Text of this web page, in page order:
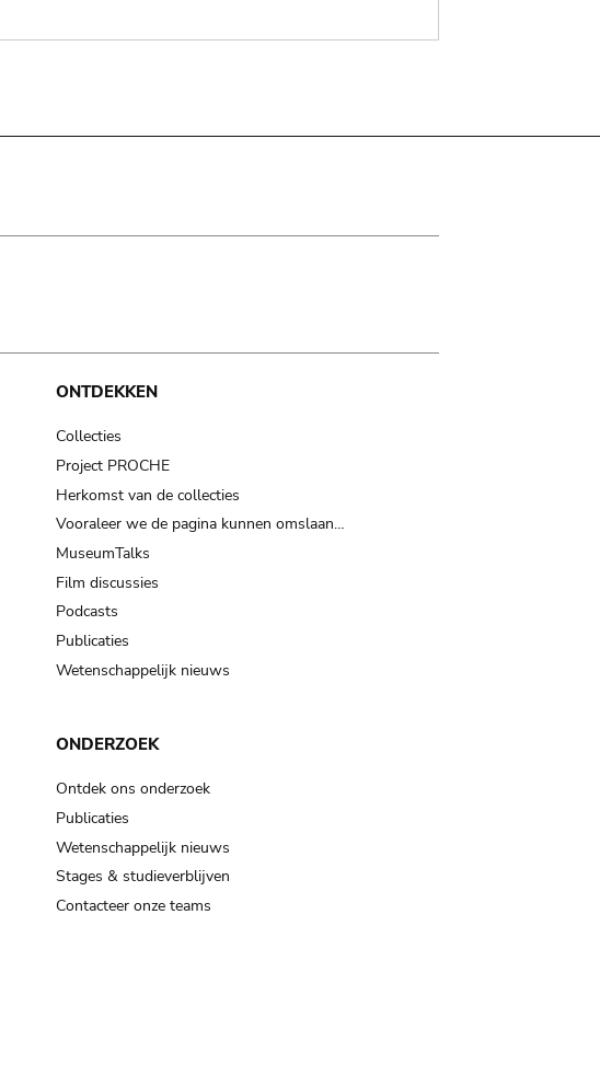
ONTDEKKEN
Collecties
Project PROCHE
Herkomst van de collecties
Vooraleer we de pagina kunnen omslaan…
MuseumTalks
Film discussies
Podcasts
Publicaties
Wetenschappelijk nieuws
ONDERZOEK
Ontdek ons onderzoek
Publicaties
Wetenschappelijk nieuws
Stages & studieverblijven
Contacteer onze teams